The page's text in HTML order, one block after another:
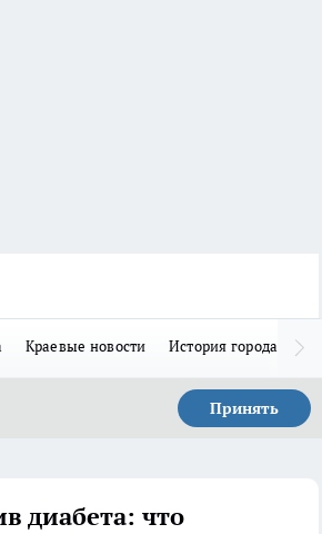
Краевые новости История города Н
Принять
диабета: что